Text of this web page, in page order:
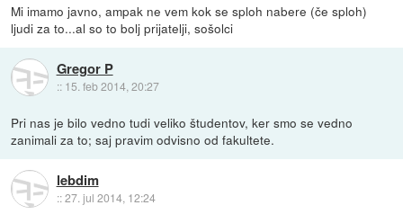
Mi imamo javno, ampak ne vem kok se sploh nabere (če sploh)
ljudi za to...al so to bolj prijatelji, sošolci
Gregor P
:: 15. feb 2014, 20:27
Pri nas je bilo vedno tudi veliko študentov, ker smo se vedno
zanimali za to; saj pravim odvisno od fakultete.
lebdim
::27. jul 2014, 12:24